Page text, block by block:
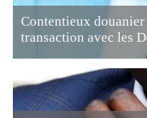
Contentieux
transaction avec les